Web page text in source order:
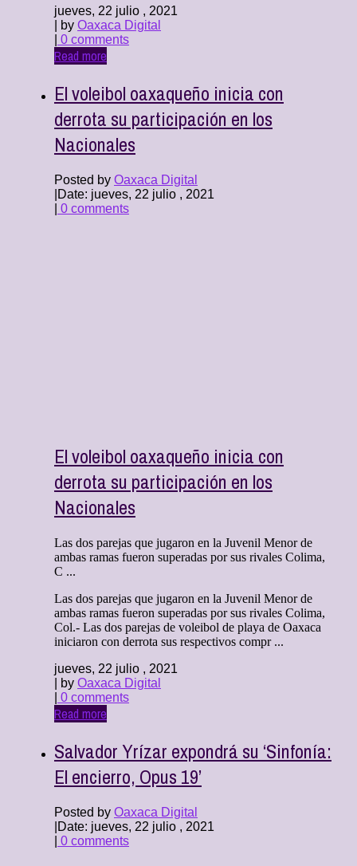
jueves, 22 julio , 2021
| by Oaxaca Digital
0 comments
Read more
El voleibol oaxaqueño inicia con
derrota su participación en los
Nacionales
Posted by Oaxaca Digital
Date: jueves, 22 julio , 2021
0 comments
El voleibol oaxaqueño inicia con
derrota su participación en los
Nacionales
Las dos parejas que jugaron en la Juvenil Menor de
ambas ramas fueron superadas por sus rivales Colima,
C ...
Las dos parejas que jugaron en la Juvenil Menor de
ambas ramas fueron superadas por sus rivales Colima,
Col.- Las dos parejas de voleibol de playa de Oaxaca
iniciaron con derrota sus respectivos compr ...
jueves, 22 julio , 2021
| by Oaxaca Digital
0 comments
Read more
Salvador Yrízar expondrá su ‘Sinfonía:
El encierro, Opus 19’
Posted by Oaxaca Digital
Date: jueves, 22 julio , 2021
0 comments